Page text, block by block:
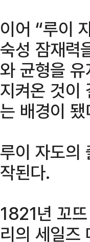
이어 “루이
숙성 잠재력
와 균형을
지켜온 것이
는 배경이
루이 자도의
작된다.
1821년 꼬
리의 세일즈